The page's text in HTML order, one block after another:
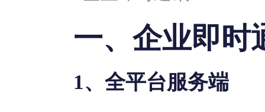
一、企业即时
1、全平台服务端